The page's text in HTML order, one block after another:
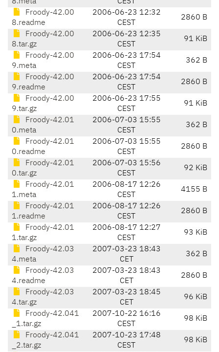
Froody-42.00
8.readme
2006-06-23 12:32
CEST
2860 B
Froody-42.00
8.tar.gz
2006-06-23 12:35
CEST
91 KiB
Froody-42.00
9.meta
2006-06-23 17:54
CEST
362 B
Froody-42.00
9.readme
2006-06-23 17:54
CEST
2860 B
Froody-42.00
9.tar.gz
2006-06-23 17:55
CEST
91 KiB
Froody-42.01
0.meta
2006-07-03 15:55
CEST
362 B
Froody-42.01
0.readme
2006-07-03 15:55
CEST
2860 B
Froody-42.01
0.tar.gz
2006-07-03 15:56
CEST
92 KiB
Froody-42.01
1.meta
2006-08-17 12:26
CEST
4155 B
Froody-42.01
1.readme
2006-08-17 12:26
CEST
2860 B
Froody-42.01
1.tar.gz
2006-08-17 12:27
CEST
93 KiB
Froody-42.03
4.meta
2007-03-23 18:43
CET
362 B
Froody-42.03
4.readme
2007-03-23 18:43
CET
2860 B
Froody-42.03
4.tar.gz
2007-03-23 18:45
CET
96 KiB
Froody-42.041
_1.tar.gz
2007-10-22 16:16
CEST
98 KiB
Froody-42.041
_2.tar.gz
2007-10-23 17:48
CEST
98 KiB